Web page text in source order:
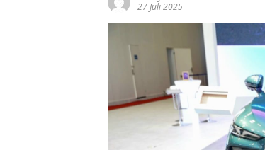
27 Juli 2025